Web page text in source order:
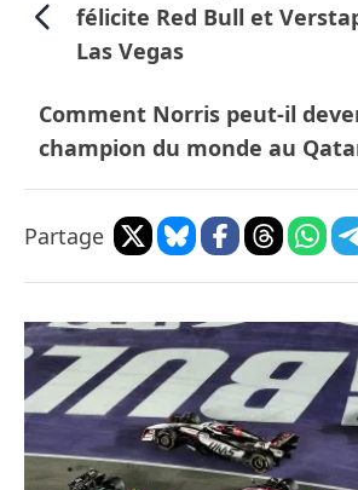
félicite Red Bull et
Las Vegas
Comment Norris peut-il
champion du monde au
Partage